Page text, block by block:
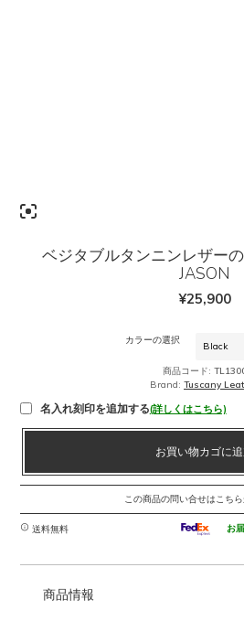
ベジタブルタンニンレザー
JASON
¥25,900
カラーの選択
商品コード:
Brand: Tuscany
名入れ刻印を追加する(詳しくはこちら)
ベ
タ
ル
タ
ニ
お買い物カゴに
この商品の問い合せはこち
送料無料 お
商品情報